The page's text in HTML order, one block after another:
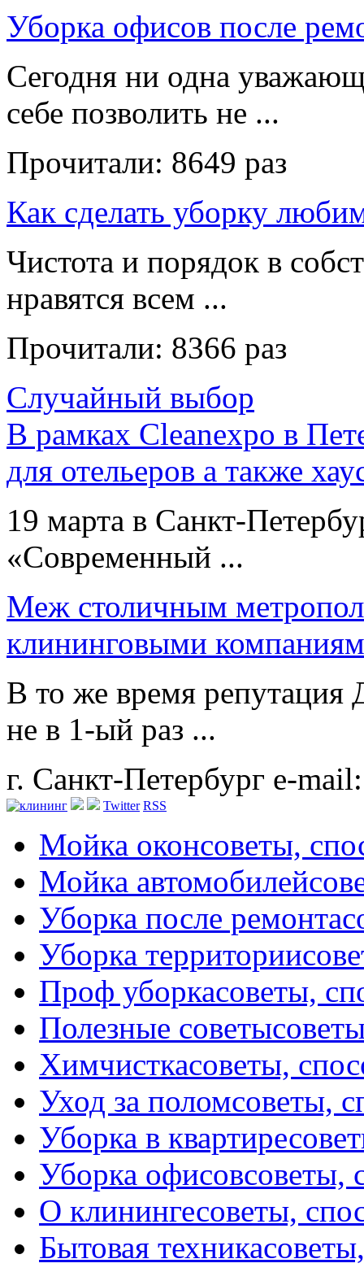
Уборка офисов после
Сегодня ни одна
себе позволить не ...
Прочитали: 8649 раз
Как сделать уборку
Чистота и порядок в
нравятся всем ...
Прочитали: 8366 раз
Случайный выбор
В рамках Cleanexpo в
для отельеров а также
19 марта в Санкт-
«Современный ...
Меж столичным
клининговыми
В то же время репутация
не в 1-ый раз ...
г. Санкт-Петербург e-
Twitter RSS
Мойка оконсоветы,
Мойка автомобилей
Уборка после ремонта
Уборка территории
Проф уборкасоветы,
Полезные советы
Химчисткасоветы,
Уход за поломсоветы,
Уборка в квартире
Уборка офисовсоветы,
О клинингесоветы,
Бытовая техника